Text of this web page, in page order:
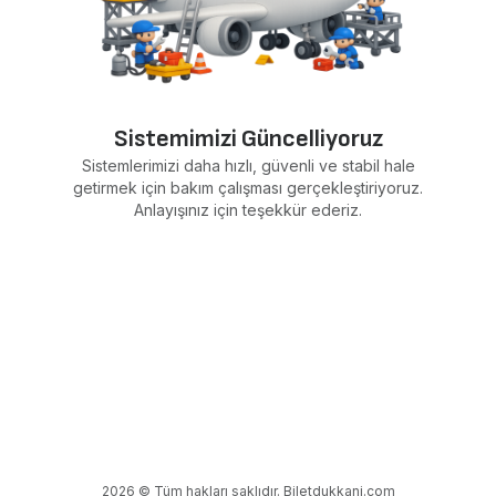
Sistemimizi Güncelliyoruz
Sistemlerimizi daha hızlı, güvenli ve stabil hale
getirmek için bakım çalışması gerçekleştiriyoruz.
Anlayışınız için teşekkür ederiz.
2026 © Tüm hakları saklıdır. Biletdukkani.com